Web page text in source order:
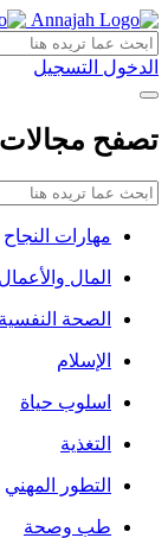
الدخول التسجيل
تصفح مجالات
مهارات النجاح
المال والأعمال
الصحة النفسية
الإسلام
اسلوب حياة
التغذية
التطور المهني
طب وصحة